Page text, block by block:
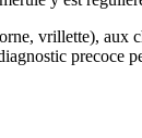
vrillette),
precoce